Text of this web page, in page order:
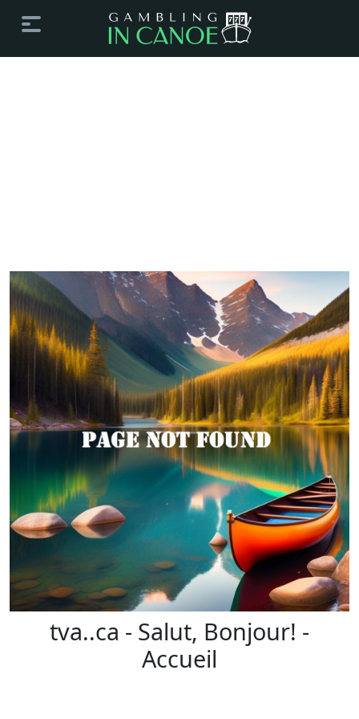
tva..ca - Salut, Bonjour! -
Accueil